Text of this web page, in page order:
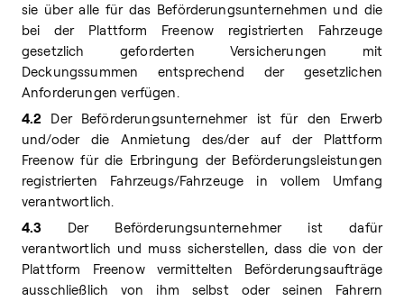
sie über alle für das Beförderungsunternehmen und die
bei der Plattform Freenow registrierten Fahrzeuge
gesetzlich geforderten Versicherungen mit
Deckungssummen entsprechend der gesetzlichen
Anforderungen verfügen.
4.2 Der Beförderungsunternehmer ist für den Erwerb
und/oder die Anmietung des/der auf der Plattform
Freenow für die Erbringung der Beförderungsleistungen
registrierten Fahrzeugs/Fahrzeuge in vollem Umfang
verantwortlich.
4.3 Der Beförderungsunternehmer ist dafür
verantwortlich und muss sicherstellen, dass die von der
Plattform Freenow vermittelten Beförderungsaufträge
ausschließlich von ihm selbst oder seinen Fahrern